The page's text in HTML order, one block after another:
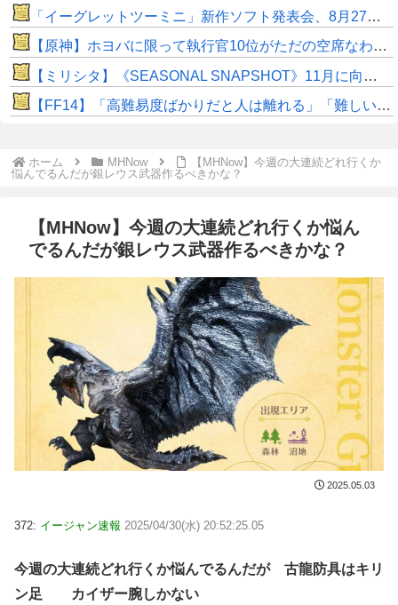
「イーグレットツーミニ」新作ソフト発表会、8月27日に配信へ！
【原神】ホヨバに限って執行官10位がただの空席なわけない！
【ミリシタ】《SEASONAL SNAPSHOT》11月に向けて音無小鳥、青羽美咲が登場!!「勤労感謝」をイメージしたグッズが受注開始!!
​【FF14】「高難易度ばかりだと人は離れる」「難しいのも大事！」←このエオルゼアの未解決問題、大先輩であるWorld of Warcraftはどうしてる？
ホーム MHNow
【MHNow】今週の大連続どれ行くか
悩んでるんだが銀レウス武器作るべきかな？
【MHNow】今週の大連続どれ行くか悩ん
でるんだが銀レウス武器作るべきかな？
2025.05.03
372: イージャン速報 2025/04/30(水) 20:52:25.05
今週の大連続どれ行くか悩んでるんだが 古龍防具はキリ
ン足 カイザー腕しかない